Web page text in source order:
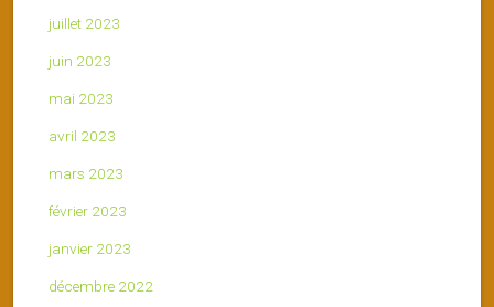
juillet 2023
juin 2023
mai 2023
avril 2023
mars 2023
février 2023
janvier 2023
décembre 2022